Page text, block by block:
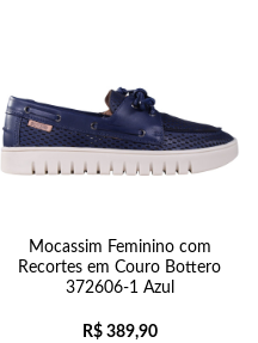
Mocassim Feminino com
Recortes em Couro Bottero
372606-1 Azul
R$389,90